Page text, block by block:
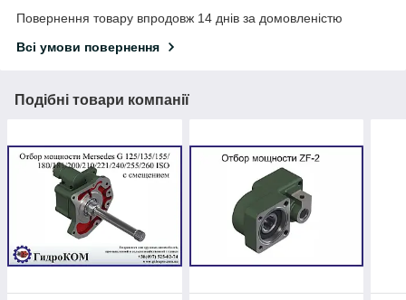
Повернення товару впродовж 14 днів за домовленістю
Всі умови повернення
Подібні товари компанії